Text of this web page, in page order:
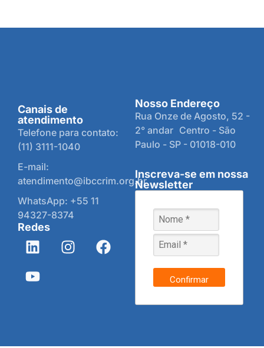
Canais de
atendimento
Telefone para contato:
(11) 3111-1040
E-mail:
atendimento@ibccrim.org.br
WhatsApp: +55 11
94327-8374
Redes
Nosso Endereço
Rua Onze de Agosto, 52 -
2° andar Centro - São
Paulo - SP - 01018-010
Inscreva-se em nossa
Newsletter
Confirmar